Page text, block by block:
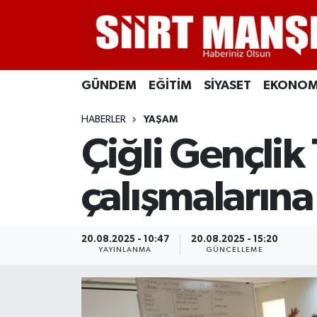
GÜNDEM EĞİTİM SİYASET
HABERLER YAŞAM
Çiğli Gençlik
20.08.2025 - 10:47
YAYINLANMA
20.08.2025 - 15:20
GÜNCELLEME
SİYASET
EKONOMİ
İLÇELER
Siirt Nöbetçi Eczaneler
Siirt Hava Durumu
Siirt Namaz Vakitleri
Siirt Trafik Yoğunluk Haritası
Süper Lig Puan Durumu ve Fikstür
Tüm Manşetler